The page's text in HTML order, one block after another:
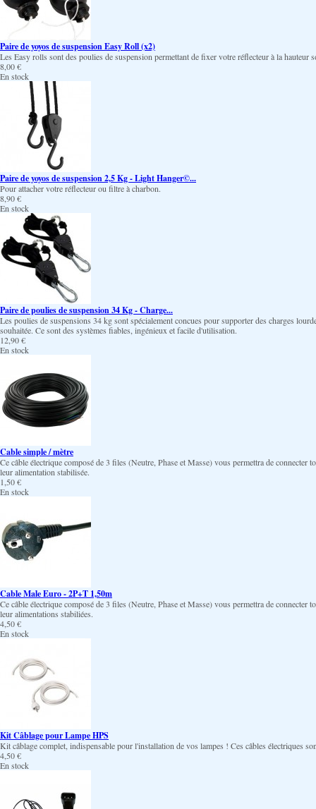
Paire de yoyos de suspension Easy Roll (x2)
Les Easy rolls sont des poulies de suspension permettant de fixer votre réflecteur à la
8,00 €
En stock
Paire de yoyos de suspension 2,5 Kg - Light Hanger©...
Pour attacher votre réflecteur ou filtre à charbon.
8,90 €
En stock
Paire de poulies de suspension 34 Kg - Charge...
Les poulies de suspensions 34 kg sont spécialement concues pour supporter des charges
souhaitée. Ce sont des systèmes fiables, ingénieux et facile d'utilisation.
12,90 €
En stock
Cable simple / mètre
Ce câble électrique composé de 3 files (Neutre, Phase et Masse) vous permettra de
leur alimentation stabilisée.
1,50 €
En stock
Cable Male Euro - 2P+T 1,50m
Ce câble électrique composé de 3 files (Neutre, Phase et Masse) vous permettra de
leur alimentations stabiliées.
4,50 €
En stock
Kit Câblage pour Lampe HPS
Kit câblage complet, indispensable pour l'installation de vos lampes ! Ces câbles électriques
4,50 €
En stock